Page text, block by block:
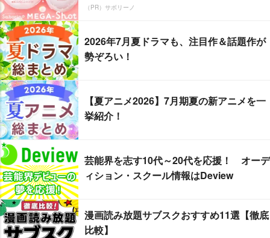
（PR）サボリーノ
2026年7月夏ドラマも、注目作＆話題作が
勢ぞろい！
【夏アニメ2026】7月期夏の新アニメを一
挙紹介！
芸能界を志す10代～20代を応援！ オーデ
ィション・スクール情報はDeview
漫画読み放題サブスクおすすめ11選【徹底
比較】